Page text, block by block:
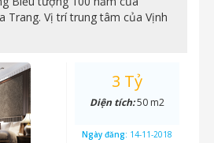
Trang. Vị trí trung tâm của Vịnh
3 Tỷ
Diện tích:50 m2
Ngày đăng: 14-11-2018